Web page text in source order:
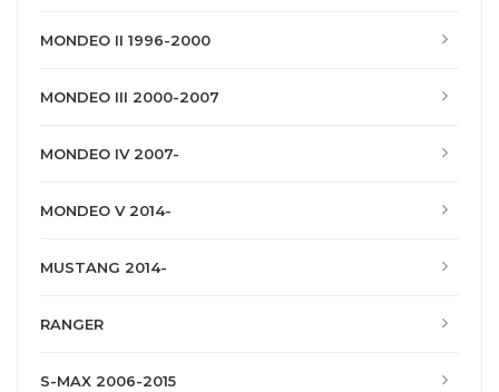
MONDEO II 1996-2000
MONDEO III 2000-2007
MONDEO IV 2007-
MONDEO V 2014-
MUSTANG 2014-
RANGER
S-MAX 2006-2015